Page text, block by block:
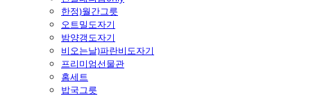
한정)월간그릇
오트밀도자기
밤양갱도자기
비오는날)파란비도자기
프리미엄선물관
홈세트
밥국그릇